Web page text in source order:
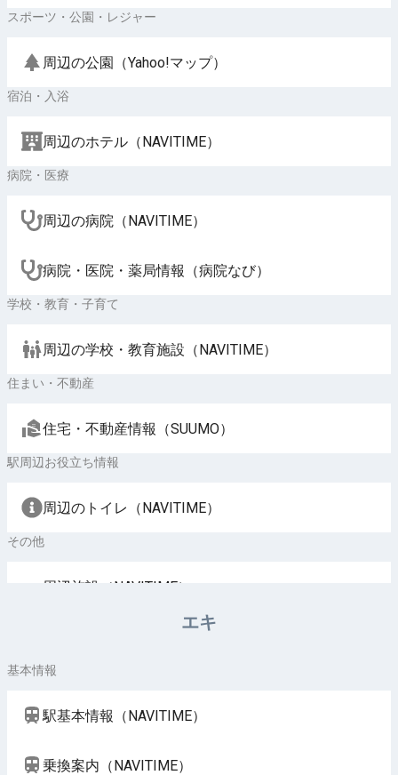
スポーツ・公園・レジャー
周辺の公園（Yahoo!マップ）
宿泊・入浴
周辺のホテル（NAVITIME）
病院・医療
周辺の病院（NAVITIME）
病院・医院・薬局情報（病院なび）
学校・教育・子育て
周辺の学校・教育施設（NAVITIME）
住まい・不動産
住宅・不動産情報（SUUMO）
駅周辺お役立ち情報
周辺のトイレ（NAVITIME）
その他
周辺施設（NAVITIME）
エキ
基本情報
駅基本情報（NAVITIME）
乗換案内（NAVITIME）